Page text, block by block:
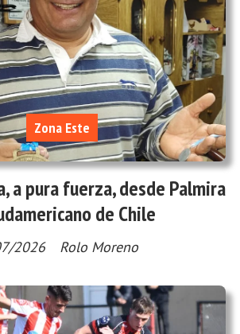
a pura fuerza, desde Palmira
de Chile
Rolo Moreno
Zona Este
2026